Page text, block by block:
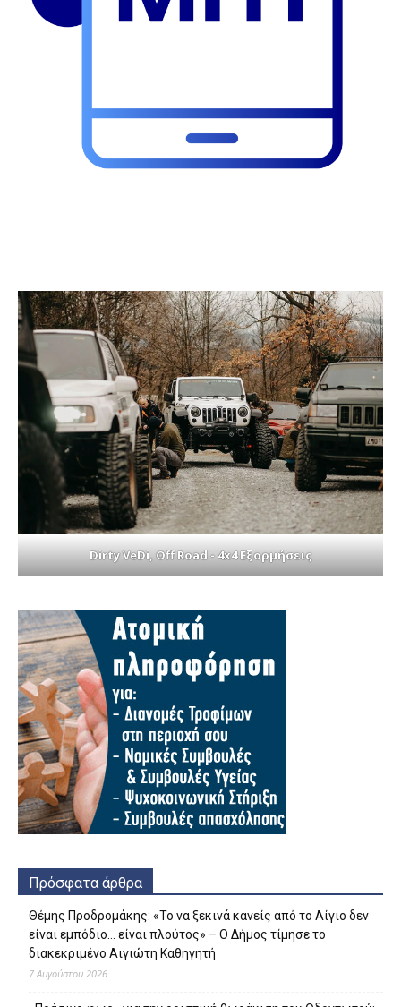
Dirty VeDi, Off Road - 4x4 Εξορμήσεις
Πρόσφατα άρθρα
Θέμης Προδρομάκης: «Το να ξεκινά κανείς από το Αίγιο δεν
είναι εμπόδιο… είναι πλούτος» – O Δήμος τίμησε το
διακεκριμένο Αιγιώτη Καθηγητή
7 Αυγούστου 2026